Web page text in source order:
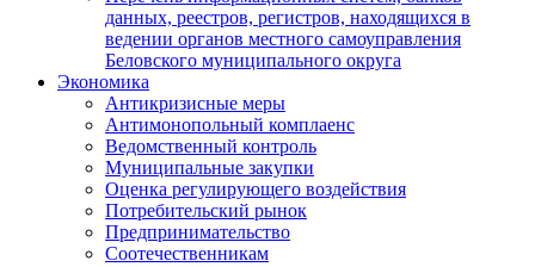
данных, реестров, регистров, находящихся в
ведении органов местного самоуправления
Беловского муниципального округа
Экономика
Антикризисные меры
Антимонопольный комплаенс
Ведомственный контроль
Муниципальные закупки
Оценка регулирующего воздействия
Потребительский рынок
Предпринимательство
Соотечественникам